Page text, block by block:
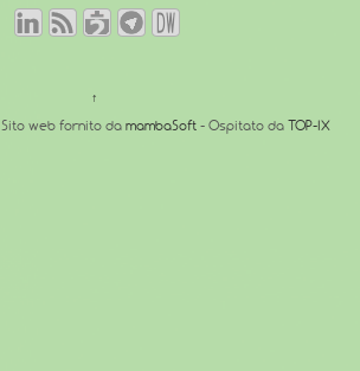
↑
Sito web fornito da mambaSoft - Ospitato da TOP-IX